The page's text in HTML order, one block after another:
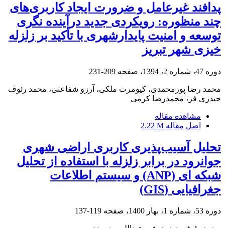
پدافند غیرعامل و ضرورت ایجاد کاربری‌های
چند منظوره: رویکردی جدید درآینده نگری
توسعه و امنیت پایدارشهری با تأکید بر زلزله
خیزی شهر تبریز
دوره 47، شماره 2، 1394، صفحه 209-231
محمد رضا پورمحمدی، کیومرث ملکی، آرزو شفاعتی، محمد رئوف
حیدری فر، محمدرضا کرمی
مشاهده مقاله
اصل مقاله 2.22 M
تحلیل آسیب‌پذیری کاربری اراضی شهری
جوانرود در برابر زلزله با استفاده از تحلیل
شبکه ‏ای (ANP) و سیستم اطلاعات
جغرافیایی (GIS)
دوره 53، شماره 1، بهار 1400، صفحه 119-137